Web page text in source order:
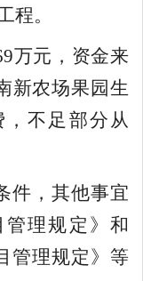
程。
万元，资金来
新农场果园生
不足部分从
件，其他事宜
理规定》 和
管理规定》等